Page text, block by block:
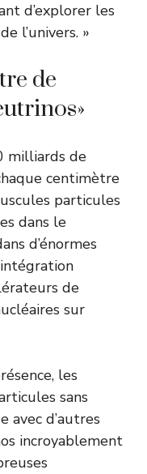
d’explorer les
l’univers. »
de
milliards de
centimètre
particules
dans le
d’énormes
de
sur
les
sans
avec d’autres
incroyablement